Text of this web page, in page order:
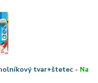
tvar+štetec - Na